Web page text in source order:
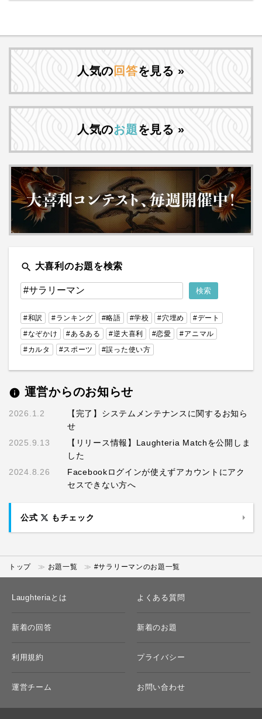
人気の 回答を見る »
人気のお題を見る »
search 大喜利のお題を検索
#和訳 #ランキング #略語 #学校 #穴埋め
#デート
#なぞかけ
#あるある #逆大喜利 #恋愛
#アニマル
#カルタ
#スポーツ #誤った使い方
info 運営からのお知らせ
2026.1.2
【完了】システムメンテナンスに関するお知ら
せ
2025.9.13
【リリース情報】Laughteria Matchを公開しま
した
2024.8.26
Facebookログインが使えずアカウントにアク
セスできない方へ
公式 もチェック
トップ お題一覧 #サラリーマンのお題一覧
Laughteriaとは よくある質問
新着の回答 新着のお題
利用規約 プライバシー
運営チーム お問い合わせ